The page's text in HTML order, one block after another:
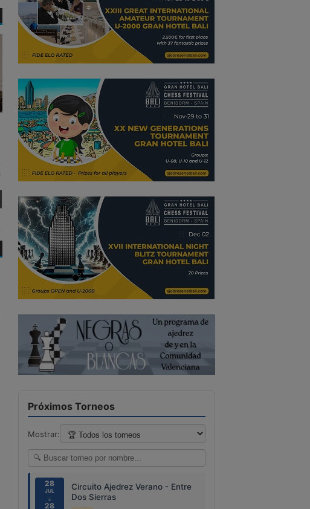
Próximos Torneos
Mostrar:
28
JUL
↓
28
Circuito Ajedrez Verano - Entre
Dos Sierras